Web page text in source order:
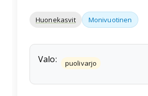
Huonekasvit Monivuotinen
Valo: puolivarjo